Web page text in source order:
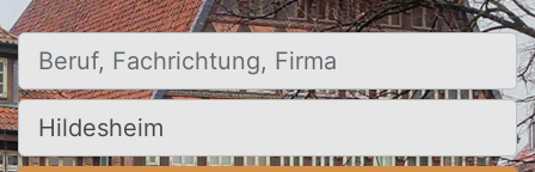
Beruf, Fachrichtung, Firma
Ort, Stadt